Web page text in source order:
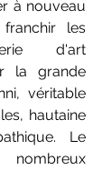
à nouveau
les
d'art
la grande
véritable
hautaine
Le